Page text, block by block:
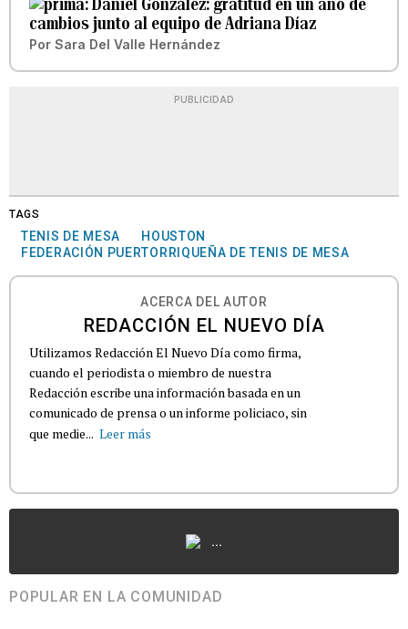
Daniel González: gratitud en un año de
cambios junto al equipo de Adriana Díaz
Por Sara Del Valle Hernández
PUBLICIDAD
TAGS
TENIS DE MESA
HOUSTON
FEDERACIÓN PUERTORRIQUEÑA DE TENIS DE MESA
ACERCA DEL AUTOR
REDACCIÓN EL NUEVO DÍA
Utilizamos Redacción El Nuevo Día como firma,
cuando el periodista o miembro de nuestra
Redacción escribe una información basada en un
comunicado de prensa o un informe policiaco, sin
que medie... Leer más
...
POPULAR EN LA COMUNIDAD